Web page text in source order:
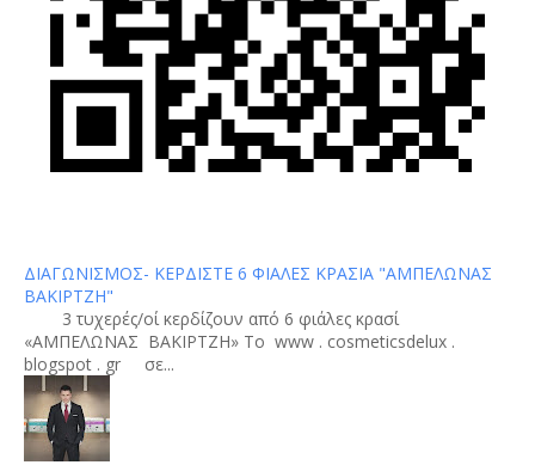
ΔΙΑΓΩΝΙΣΜΟΣ- ΚΕΡΔΙΣΤΕ 6 ΦΙΑΛΕΣ ΚΡΑΣΙΑ "ΑΜΠΕΛΩΝΑΣ
ΒΑΚΙΡΤΖΗ"
3 τυχερές/οί κερδίζουν από 6 φιάλες κρασί
«ΑΜΠΕΛΩΝΑΣ ΒΑΚΙΡΤΖΗ» To www . cosmeticsdelux .
blogspot . gr σε...